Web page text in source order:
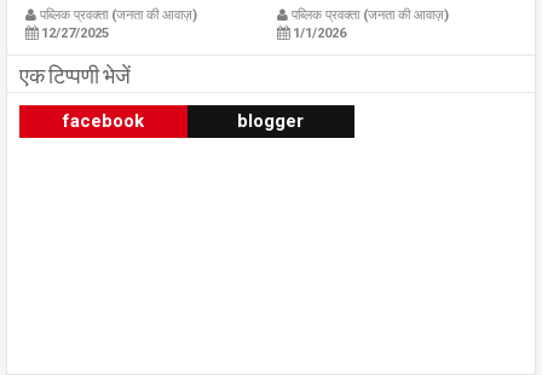
जिलाध्यक्ष हर्ष छाबरिया
publicpravakta.com
पब्लिक प्रवक्ता (जनता की आवाज़)
12/27/2025
में चलित अस्पताल एम्बुलेंस सेवा का
शुभारंभ publicpravakta.com
पब्लिक प्रवक्ता (जनता की आवाज़)
1/1/2026
एक टिप्पणी भेजें
facebook blogger